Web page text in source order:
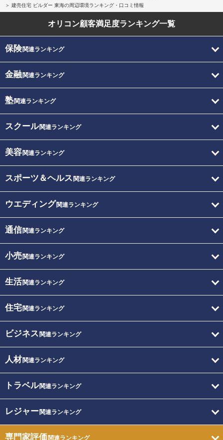
建売住宅 ビルダー 東海の周辺環境ランキング・口コミ情報
オリコン顧客満足度ランキング一覧
保険関連ランキング
金融関連ランキング
塾関連ランキング
スクール関連ランキング
美容関連ランキング
スポーツ＆ヘルス 関連ランキング
ウエディング関連ランキング
通信関連ランキング
小売関連ランキング
生活関連ランキング
住宅関連ランキング
ビジネス 関連ランキング
人材関連ランキング
トラベル関連ランキング
レジャー関連ランキング
専門家評価関連ランキング